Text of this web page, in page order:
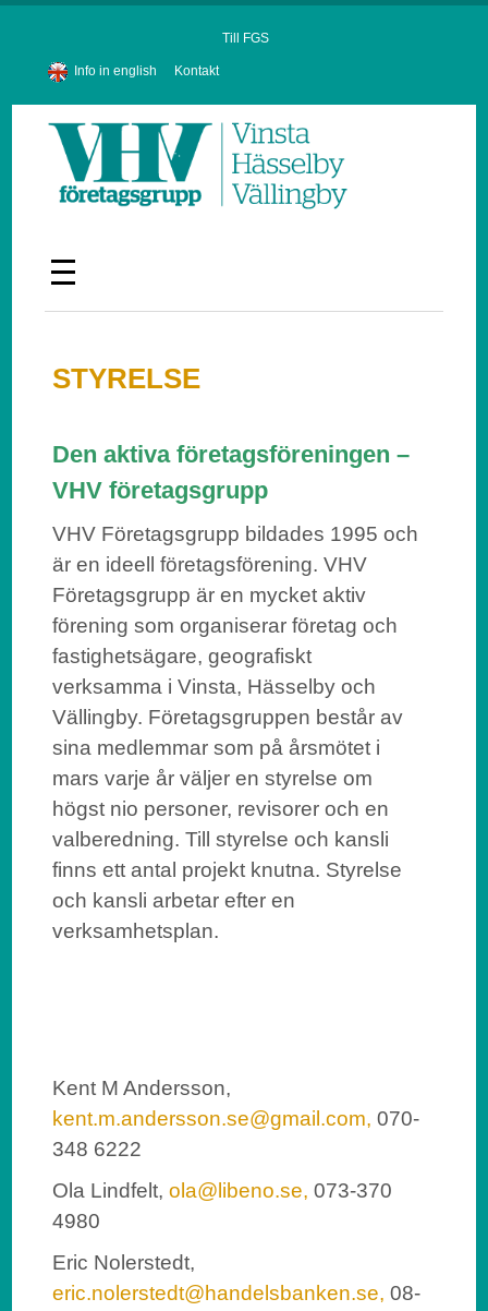
Till FGS
Info in english Kontakt
STYRELSE
Den aktiva företagsföreningen –
VHV företagsgrupp
VHV Företagsgrupp bildades 1995 och
är en ideell företagsförening. VHV
Företagsgrupp är en mycket aktiv
förening som organiserar företag och
fastighetsägare, geografiskt
verksamma i Vinsta, Hässelby och
Vällingby. Företagsgruppen består av
sina medlemmar som på årsmötet i
mars varje år väljer en styrelse om
högst nio personer, revisorer och en
valberedning. Till styrelse och kansli
finns ett antal projekt knutna. Styrelse
och kansli arbetar efter en
verksamhetsplan.
Kent M Andersson,
kent.m.andersson.se@gmail.com, 070-
348 6222
Ola Lindfelt,ola@libeno.se, 073-370
4980
Eric Nolerstedt,
eric.nolerstedt@handelsbanken.se, 08-